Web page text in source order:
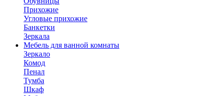
Прихожие
Угловые прихожие
Банкетки
Зеркала
Мебель для ванной комнаты
Зеркало
Комод
Пенал
Тумба
Шкаф